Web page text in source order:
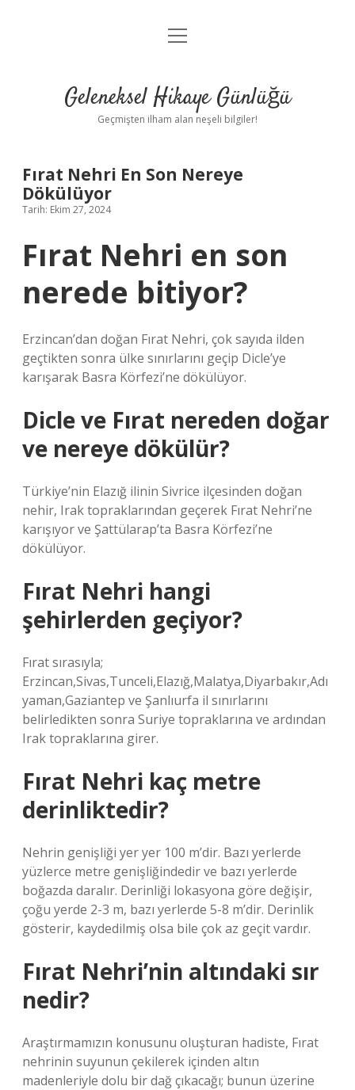
Anasayfa
Yasal Uyarı
menüyü
Geleneksel Hikaye Günlüğü
Geçmişten ilham alan neşeli bilgiler!
Fırat Nehri En Son Nereye
Dökülüyor
Tarih: Ekim 27, 2024
Fırat Nehri en son
nerede bitiyor?
Erzincan’dan doğan Fırat Nehri, çok sayıda ilden
geçtikten sonra ülke sınırlarını geçip Dicle’ye
karışarak Basra Körfezi’ne dökülüyor.
Dicle ve Fırat nereden doğar
ve nereye dökülür?
Türkiye’nin Elazığ ilinin Sivrice ilçesinden doğan
nehir, Irak topraklarından geçerek Fırat Nehri’ne
karışıyor ve Şattülarap’ta Basra Körfezi’ne
dökülüyor.
Fırat Nehri hangi
şehirlerden geçiyor?
Fırat sırasıyla;
Erzincan,Sivas,Tunceli,Elazığ,Malatya,Diyarbakır,Adı
yaman,Gaziantep ve Şanlıurfa il sınırlarını
belirledikten sonra Suriye topraklarına ve ardından
Irak topraklarına girer.
Fırat Nehri kaç metre
derinliktedir?
Nehrin genişliği yer yer 100 m’dir. Bazı yerlerde
yüzlerce metre genişliğindedir ve bazı yerlerde
boğazda daralır. Derinliği lokasyona göre değişir,
çoğu yerde 2-3 m, bazı yerlerde 5-8 m’dir. Derinlik
gösterir, kaydedilmiş olsa bile çok az geçit vardır.
Fırat Nehri’nin altındaki sır
nedir?
Araştırmamızın konusunu oluşturan hadiste, Fırat
nehrinin suyunun çekilerek içinden altın
madenleriyle dolu bir dağ çıkacağı; bunun üzerine